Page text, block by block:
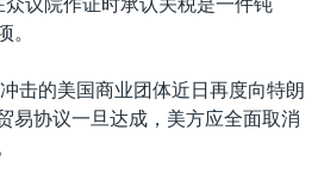
。
击的美国商业团体近日再度向特朗
易协议一旦达成，美方应全面取消